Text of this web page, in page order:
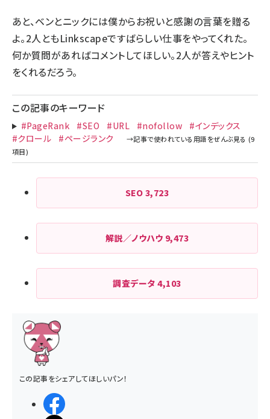
あと、ベンとニックには僕からお祝いと感謝の言葉を贈る
よ。2人ともLinkscapeですばらしい仕事をやってくれた。
何か質問があればコメントしてほしい。2人が答えやヒント
をくれるだろう。
この記事のキーワード
#PageRank #SEO #URL #nofollow
#インデックス
#クロール
#ページランク
SEO 3,723
解説／ノウハウ 9,473
調査データ4,103
この記事をシェアしてほしいパン！